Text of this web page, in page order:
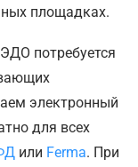
площадках.
потребуется
электронный
для всех
или Ferma. При